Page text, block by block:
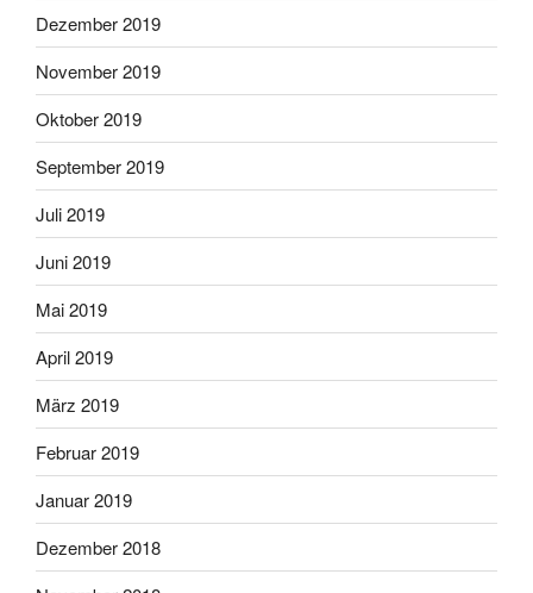
Dezember 2019
November 2019
Oktober 2019
September 2019
Juli 2019
Juni 2019
Mai 2019
April 2019
März 2019
Februar 2019
Januar 2019
Dezember 2018